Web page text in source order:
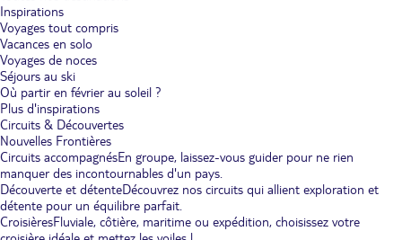
Inspirations
Voyages tout compris
Vacances en solo
Voyages de noces
Séjours au ski
Où partir en février au soleil ?
Plus d'inspirations
Circuits & Découvertes
Nouvelles Frontières
Circuits accompagnésEn groupe, laissez-vous guider pour ne rien
manquer des incontournables d'un pays.
Découverte et détenteDécouvrez nos circuits qui allient exploration et
détente pour un équilibre parfait.
CroisièresFluviale, côtière, maritime ou expédition, choisissez votre